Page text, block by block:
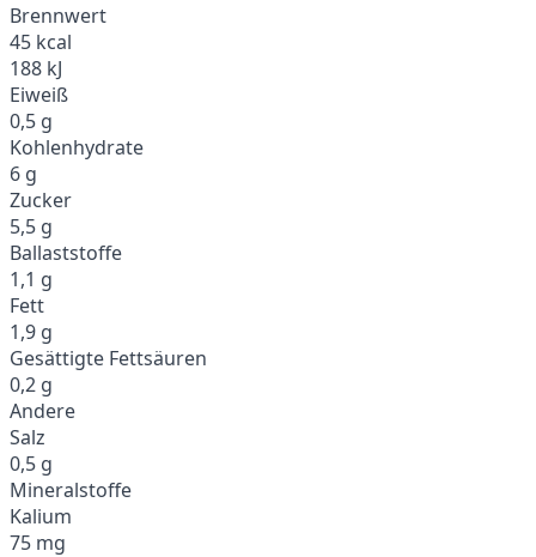
Brennwert
45 kcal
188 kJ
Eiweiß
0,5 g
Kohlenhydrate
6 g
Zucker
5,5 g
Ballaststoffe
1,1 g
Fett
1,9 g
Gesättigte Fettsäuren
0,2 g
Andere
Salz
0,5 g
Mineralstoffe
Kalium
75 mg